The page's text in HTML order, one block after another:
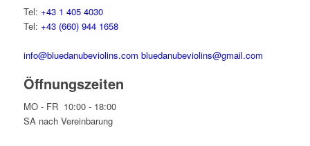
Tel: +43 1 405 4030
Tel: +43 (660) 944 1658
info@bluedanubeviolins.com bluedanubeviolins@gmail.com
Öffnungszeiten
MO - FR 10:00 - 18:00
SA nach Vereinbarung